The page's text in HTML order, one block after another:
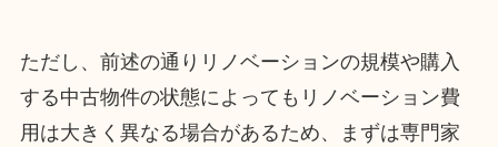
ただし、前述の通りリノベーションの規模や購入
する中古物件の状態によってもリノベーション費
用は大きく異なる場合があるため、まずは専門家